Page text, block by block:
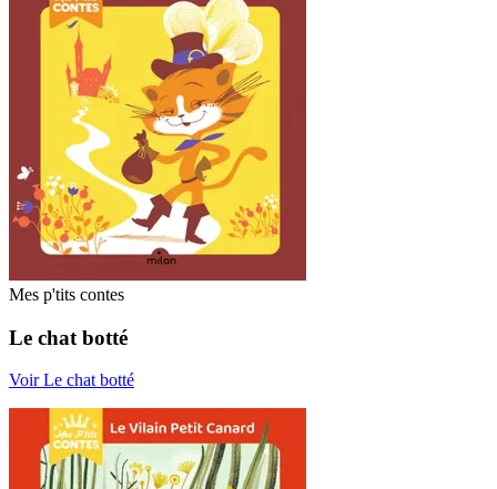
Mes p'tits contes
Le chat botté
Voir Le chat botté